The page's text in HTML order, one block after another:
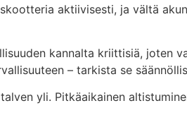
aktiivisesti, ja vältä
kannalta kriittisiä, joten
– tarkista se
yli. Pitkäaikainen